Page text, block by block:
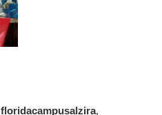
floridacampusalzira,